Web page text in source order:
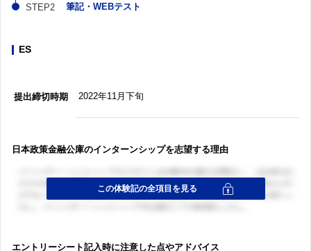
筆記・WEBテスト
ES
提出締切時期 2022年11月下旬
日本政策金融公庫のインターンシップを志望する理由
エントリーシート記入時に注意した点やアドバイス